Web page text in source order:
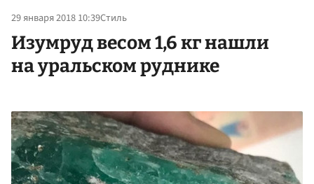
29 января 2018 10:39Стиль
Изумруд весом 1,6 кг нашли
на уральском руднике